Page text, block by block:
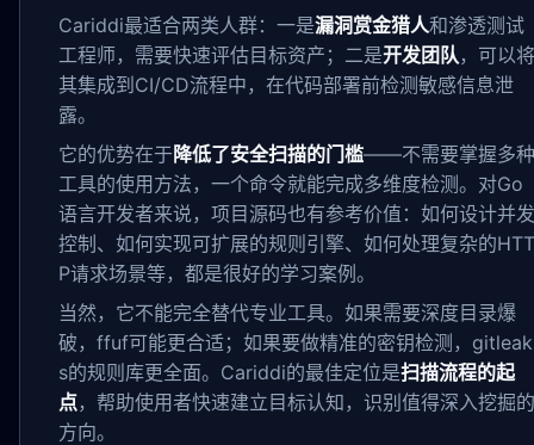
Cariddi最适合两类人群：一是漏洞赏金猎人和渗透测试
工程师，需要快速评估目标资产；二是开发团队 ，可以将
其集成到CI/CD流程中，在代码部署前检测敏感信息泄
露。
它的优势在于降低了安全扫描的门槛——不需要掌握多种
工具的使用方法，一个命令就能完成多维度检测。对Go
语言开发者来说，项目源码也有参考价值：如何设计并发
控制、如何实现可扩展的规则引擎、如何处理复杂的HTT
P请求场景等，都是很好的学习案例。
当然，它不能完全替代专业工具。如果需要深度目录爆
破，ffuf可能更合适；如果要做精准的密钥检测，gitleak
s的规则库更全面。Cariddi的最佳定位是扫描流程的起
点，帮助使用者快速建立目标认知，识别值得深入挖掘的
方向。